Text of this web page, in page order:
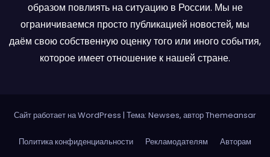
образом повлиять на ситуацию в России. Мы не
ограничиваемся просто публикацией новостей, мы
даём свою собственную оценку того или иного события,
которое имеет отношение к нашей стране.
Сайт работает на WordPress | Тема: Newses, авторThemeansar
Политика конфиденциальности Рекламодателям Авторам